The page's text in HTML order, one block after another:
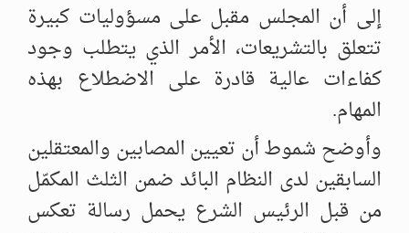
إلى أن المجلس مقبل على مسؤوليات ‌‏كبيرة
تتعلق بالتشريعات، الأمر الذي يتطلب وجود
كفاءات عالية قادرة على الاضطلاع ‌‏بهذه
المهام.‏
وأوضح شموط أن تعيين المصابين والمعتقلين
السابقين لدى النظام البائد ضمن الثلث ‌‏المكمّل
من قبل الرئيس الشرع يحمل رسالة تعكس